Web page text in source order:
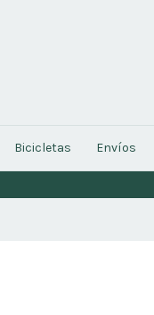
Bicicletas Envíos